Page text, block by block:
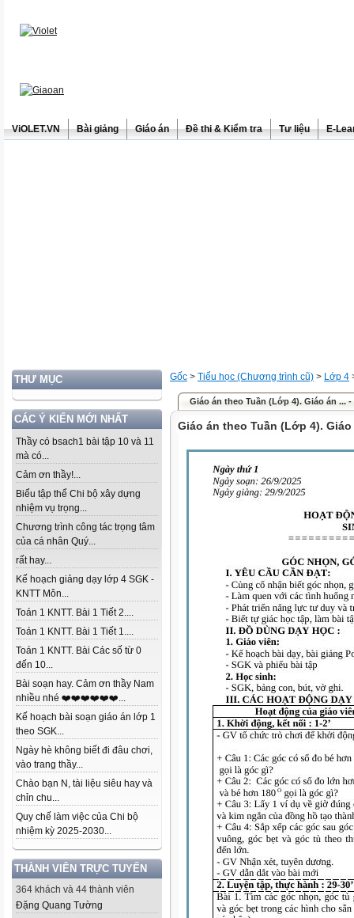
ViOLET.VN Bài giảng Giáo án Đề thi & Kiểm tra Tư liệu E-
THƯ MỤC
CÁC Ý KIẾN MỚI NHẤT
Thầy có bsach1 bài tập 10 và 11
mà có...
Cảm ơn thầy!...
Biểu tập thể Chi bộ xây dựng
nhiệm vụ trọng...
Chương trình công tác trọng tâm
của cá nhân Quý...
rất hay...
Kế hoạch giảng dạy lớp 4 SGK -
KNTT Môn...
Toán 1 KNTT. Bài 1 Tiết 2....
Toán 1 KNTT. Bài 1 Tiết 1....
Toán 1 KNTT. Bài Các số từ 0
đến 10...
Bài soạn hay. Cảm ơn thầy Nam
nhiều nhé ❤️❤️❤️❤️❤️❤️...
Kế hoạch bài soạn giáo án lớp 1
theo SGK...
Ngày hè không biết đi đâu chơi,
vào trang thầy...
Chào bạn N, tài liệu siêu hay và
chỉn chu...
Quy chế làm việc của Chi bộ
nhiệm kỳ 2025-2030...
THÀNH VIÊN TRỰC TUYẾN
364 khách và 44 thành viên
Đặng Quang Tường
Gốc > Tiểu học (Chương trình cũ) > Lớp 4
Giáo án theo Tuần (Lớp 4). Giáo án ...
Giáo án theo Tuần (Lớp 4).